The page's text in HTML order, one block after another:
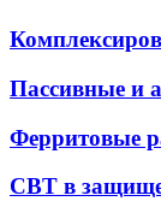
Пассивные и
Ферритовые
СВТ в